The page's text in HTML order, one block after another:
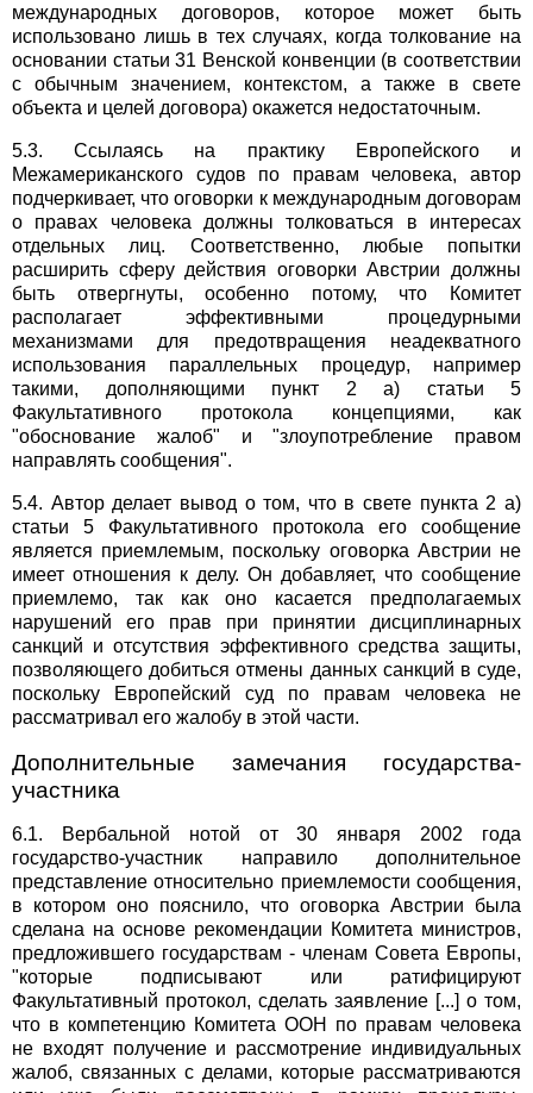
международных договоров, которое может быть
использовано лишь в тех случаях, когда толкование на
основании статьи 31 Венской конвенции (в соответствии
с обычным значением, контекстом, а также в свете
объекта и целей договора) окажется недостаточным.
5.3. Ссылаясь на практику Европейского и
Межамериканского судов по правам человека, автор
подчеркивает, что оговорки к международным договорам
о правах человека должны толковаться в интересах
отдельных лиц. Соответственно, любые попытки
расширить сферу действия оговорки Австрии должны
быть отвергнуты, особенно потому, что Комитет
располагает эффективными процедурными
механизмами для предотвращения неадекватного
использования параллельных процедур, например
такими, дополняющими пункт 2 а) статьи 5
Факультативного протокола концепциями, как
"обоснование жалоб" и "злоупотребление правом
направлять сообщения".
5.4. Автор делает вывод о том, что в свете пункта 2 а)
статьи 5 Факультативного протокола его сообщение
является приемлемым, поскольку оговорка Австрии не
имеет отношения к делу. Он добавляет, что сообщение
приемлемо, так как оно касается предполагаемых
нарушений его прав при принятии дисциплинарных
санкций и отсутствия эффективного средства защиты,
позволяющего добиться отмены данных санкций в суде,
поскольку Европейский суд по правам человека не
рассматривал его жалобу в этой части.
Дополнительные замечания государства-
участника
6.1. Вербальной нотой от 30 января 2002 года
государство-участник направило дополнительное
представление относительно приемлемости сообщения,
в котором оно пояснило, что оговорка Австрии была
сделана на основе рекомендации Комитета министров,
предложившего государствам - членам Совета Европы,
"которые подписывают или ратифицируют
Факультативный протокол, сделать заявление [...] о том,
что в компетенцию Комитета ООН по правам человека
не входят получение и рассмотрение индивидуальных
жалоб, связанных с делами, которые рассматриваются